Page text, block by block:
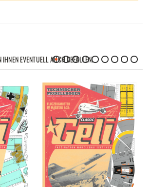
IHNEN EVENTUELL AUCH GEFALLEN!